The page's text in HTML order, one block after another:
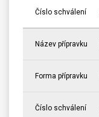
Číslo schválení
Název přípravku
Forma přípravku
Číslo schválení